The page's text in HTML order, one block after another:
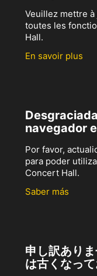
Veuillez mettre
toutes les
Hall.
En savoir plus
navegador
Por favor,
para poder
Concert Hall.
Saber más
申し訳あり
は古くなっ